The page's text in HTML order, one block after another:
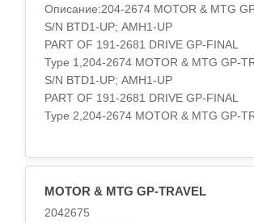
Описание:204-2674 MOTOR & MTG
S/N BTD1-UP; AMH1-UP
PART OF 191-2681 DRIVE GP-FINAL
Type 1,204-2674 MOTOR & MTG GP-
S/N BTD1-UP; AMH1-UP
PART OF 191-2681 DRIVE GP-FINAL
Type 2,204-2674 MOTOR & MTG GP-
MOTOR & MTG GP-TRAVEL
S/N J9D1-UP
MOTOR & MTG GP-TRAVEL
2042675